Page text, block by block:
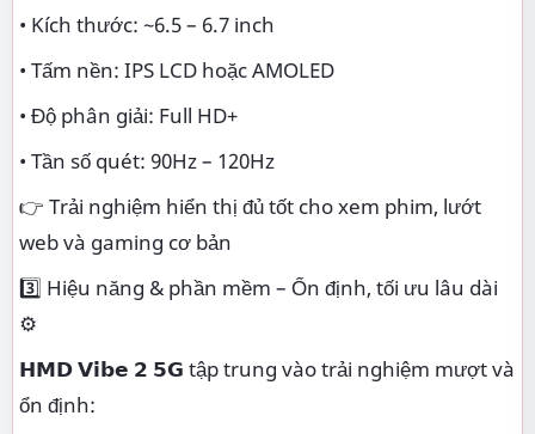
• Kích thước: ~6.5 – 6.7 inch
• Tấm nền: IPS LCD hoặc AMOLED
• Độ phân giải: Full HD+
• Tần số quét: 90Hz – 120Hz
👉 Trải nghiệm hiển thị đủ tốt cho xem phim, lướt
web và gaming cơ bản
3️⃣ Hiệu năng & phần mềm – Ổn định, tối ưu lâu dài
⚙️
𝗛𝗠𝗗 𝗩𝗶𝗯𝗲 𝟮 𝟱𝗚 tập trung vào trải nghiệm mượt và
ổn định: